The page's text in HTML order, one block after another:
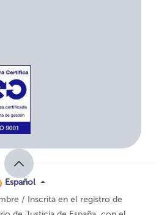
/ Inscrita en el registro de
Español